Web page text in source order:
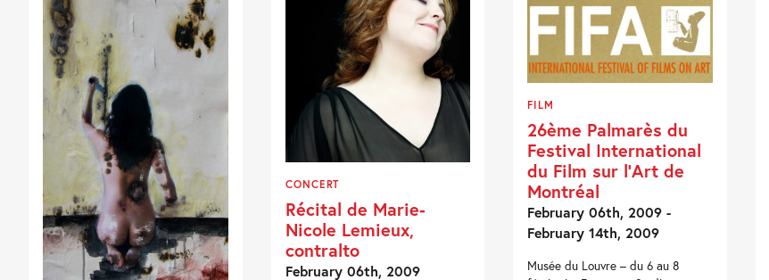
CONCERT
Récital de Marie-
Nicole Lemieux,
contralto
February 06th, 2009
FILM
26ème Palmarès du
Festival International
du Film sur l’Art de
Montréal
February 06th, 2009 -
February 14th, 2009
Musée du Louvre – du 6 au 8